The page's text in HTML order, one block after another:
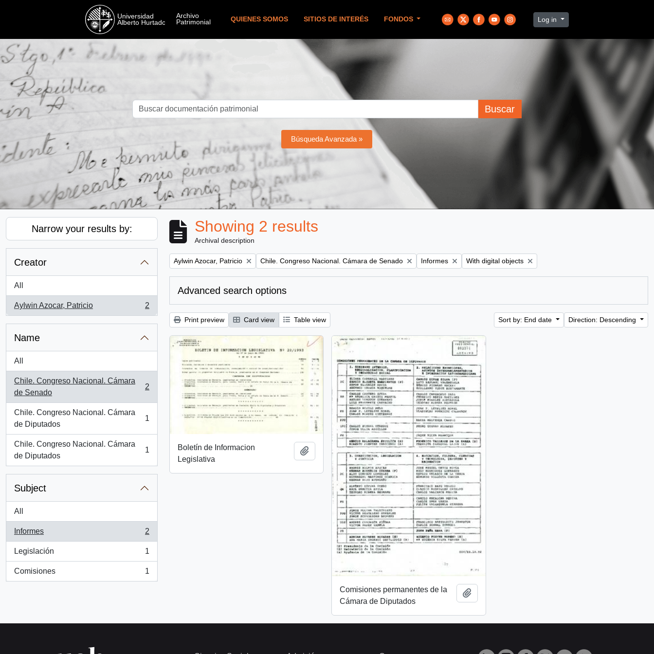
QUIENES SOMOS SITIOS DE INTERÉS FONDOS Log in
Buscar
Búsqueda Avanzada »
Narrow your results by:
Creator
All
Aylwin Azocar, Patricio
, 2 results
2
Name
All
Chile. Congreso Nacional. Cámara
de Senado
, 2 results
2
Chile. Congreso Nacional. Cámara
de Diputados
, 1 results
1
Chile. Congreso Nacional. Cámara
de Diputados
, 1 results
1
Subject
All
Informes
, 2 results
2
Legislación
, 1 results
1
Comisiones
, 1 results
1
Showing 2 results
Archival description
Remove filter:
Aylwin Azocar, Patricio Remove filter:
Chile. Congreso Nacional. Cámara de Senado Remove filter:
Informes Remove filter:
With digital objects
Advanced search options
Print preview Card view Table view Sort by: End date Direction: Descending
Boletín de Informacion
Legislativa
Add to clipboard
Comisiones permanentes de la
Cámara de Diputados
Add to clipboard